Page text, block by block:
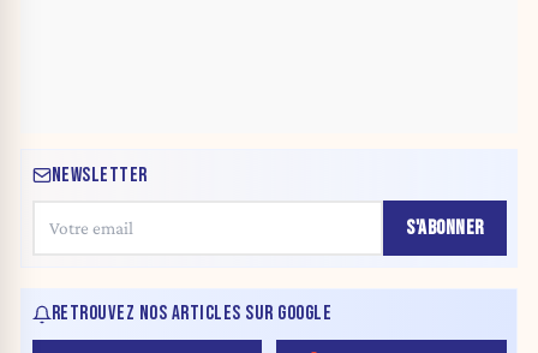
NEWSLETTER
S'ABONNER
RETROUVEZ NOS ARTICLES SUR GOOGLE